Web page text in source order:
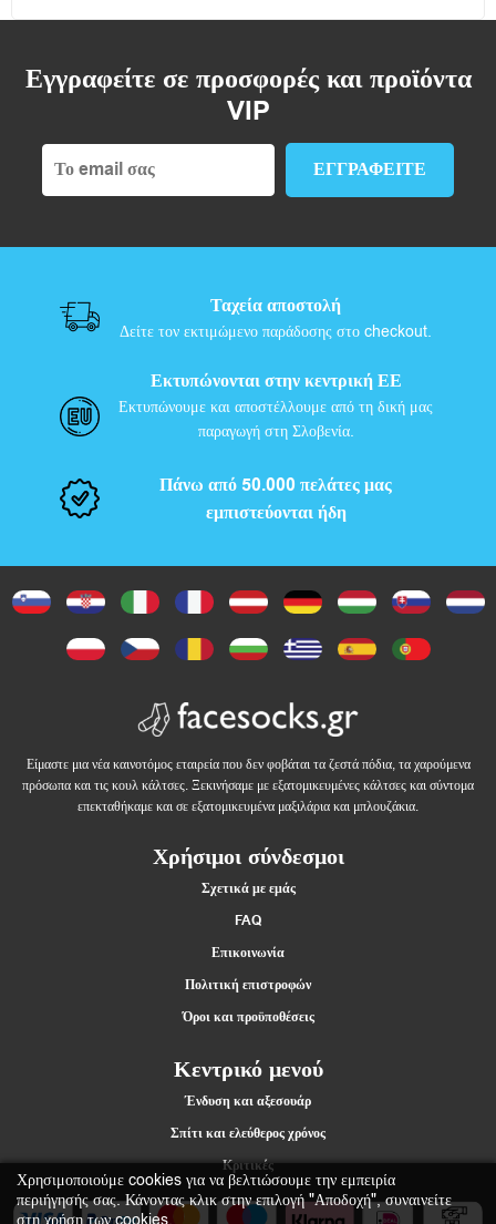
Εγγραφείτε σε προσφορές και προϊόντα
VIP
Ταχεία αποστολή
Δείτε τον εκτιμώμενο παράδοσης στο checkout.
Εκτυπώνονται στην κεντρική ΕΕ
Εκτυπώνουμε και αποστέλλουμε από τη δική μας
παραγωγή στη Σλοβενία.
Πάνω από 50.000 πελάτες μας
εμπιστεύονται ήδη
Είμαστε μια νέα καινοτόμος εταιρεία που δεν φοβάται τα ζεστά πόδια, τα χαρούμενα
πρόσωπα και τις κουλ κάλτσες. Ξεκινήσαμε με εξατομικευμένες κάλτσες και σύντομα
επεκταθήκαμε και σε εξατομικευμένα μαξιλάρια και μπλουζάκια.
Χρήσιμοι σύνδεσμοι
Σχετικά με εμάς
FAQ
Επικοινωνία
Πολιτική επιστροφών
Όροι και προϋποθέσεις
Κεντρικό μενού
Ένδυση και αξεσουάρ
Σπίτι και ελεύθερος χρόνος
Κριτικές
Χρησιμοποιούμε cookies για να βελτιώσουμε την εμπειρία
περιήγησής σας. Κάνοντας κλικ στην επιλογή "Αποδοχή", συναινείτε